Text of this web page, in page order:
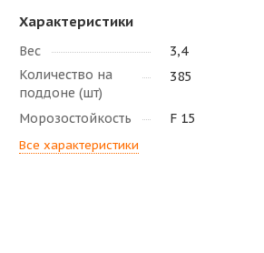
Характеристики
Вес
3,4
Количество на
поддоне (шт)
385
Морозостойкость F 15
Все характеристики